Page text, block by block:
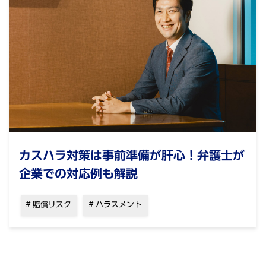
カスハラ対策は事前準備が肝心！弁護士が
企業での対応例も解説
賠償リスク ハラスメント